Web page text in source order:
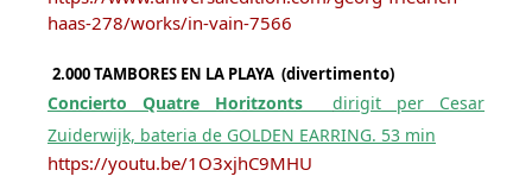
haas-278/works/in-vain-7566
2.000 TAMBORES EN LA PLAYA (divertimento)
Concierto Quatre Horitzontsdirigit per Cesar
Zuiderwijk, bateria de GOLDEN EARRING. 53 min
https://youtu.be/1O3xjhC9MHU